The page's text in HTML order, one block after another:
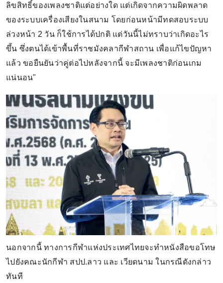
ลิขสิทธิ์ของเพลงชาติแต่อย่างใด แต่เกิดจากความผิดพลาด
ของระบบเครื่องเสียงในสนาม โดยก่อนหน้ามีทดสอบระบบ
ล่วงหน้า 2 วัน ก็ใช้การได้ปกติ แต่วันนี้ไม่ทราบว่าเกิดอะไร
ขึ้น ซึ่งตนได้เข้าพื้นที่ราชมังคลากีฬาสถาน เพื่อแก้ไขปัญหา
แล้ว ขอยืนยันว่าคู่ต่อไปหลังจากนี้ จะมีเพลงชาติก่อนเกม
แน่นอน"
นอกจากนี้ ทางการกีฬาแห่งประเทศไทยจะทำหนังสือขอโทษ
ไปยังคณะนักกีฬา สปป.ลาว และ เวียดนาม ในกรณีดังกล่าว
ทันที